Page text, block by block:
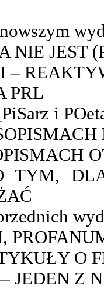
NIE JEST
–
PRL
i
TYM,
O
JEDEN Z